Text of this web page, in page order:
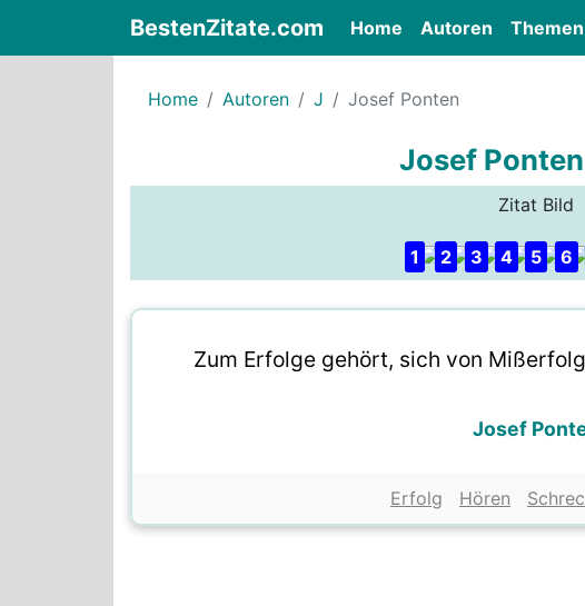
BestenZitate.com Home (current)
Autoren Themen
Home Autoren J Josef Ponten
Josef
Zitat Bild
1 2 3 4 5 6
Zum Erfolge gehört, sich von
Josef
Erfolg Hören